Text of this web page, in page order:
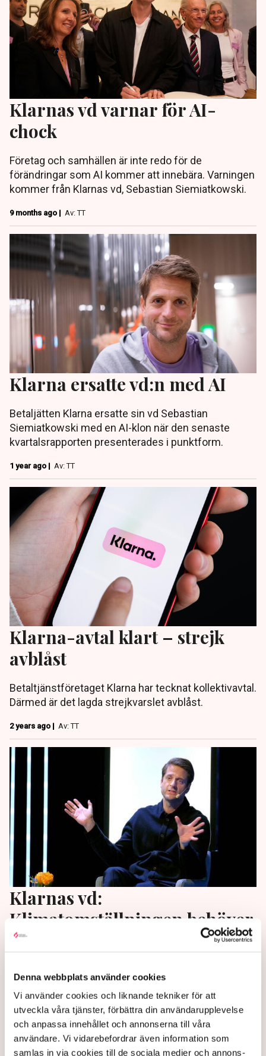
Denna webbplats använder cookies
Vi använder cookies och liknande tekniker för att
utveckla våra tjänster, förbättra din användarupplevelse
och anpassa innehållet och annonserna till våra
användare. Vi vidarebefordrar även information som
samlas in via cookies till de sociala medier och annons-
Klarnas vd varnar för AI-
chock
Företag och samhällen är inte redo för de
förändringar som AI kommer att innebära. Varningen
kommer från Klarnas vd, Sebastian Siemiatkowski.
9 months ago | Av: TT
Klarna ersatte vd:n med AI
Betaljätten Klarna ersatte sin vd Sebastian
Siemiatkowski med en AI-klon när den senaste
kvartalsrapporten presenterades i punktform.
1 year ago | Av: TT
Klarna-avtal klart – strejk
avblåst
Betaltjänstföretaget Klarna har tecknat kollektivavtal.
Därmed är det lagda strejkvarslet avblåst.
2 years ago | Av: TT
Klarnas vd:
Klimatomställningen behöver
inte vara svår
klimatomställningen. ”Vi måste ha lagar som ger
företagen tydliga och ansvarsfulla riktlinjer för att
leverera”, säger Klarnas vd Sebastian Siemiatkowski
under en direktsänd paneldebatt arrangerad av
Svenskt Näringsliv.